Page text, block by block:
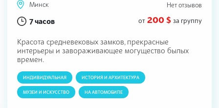
Минск Нет отзывов
7 часов от 200 $ за группу
Красота средневековых замков, прекрасные
интерьеры и завораживающее могущество былых
времен.
ИНДИВИДУАЛЬНАЯ ИСТОРИЯ И АРХИТЕКТУРА
МУЗЕИ И ИСКУССТВО НА АВТОМОБИЛЕ